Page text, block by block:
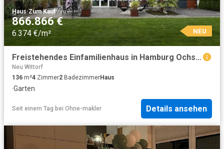
Haus·Zum Kauf
866.866 €
6.374 €/m² NEU
Freistehendes Einfamilienhaus in Hamburg Ochsenwerder Bezirk Bergedorf
Neu Wittorf
136 m²4 Zimmer2 BadezimmerHaus
·Garten
Seit einem Tag bei Ohne-makler Details ansehen